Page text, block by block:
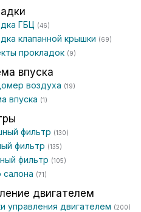
ГБЦ (46)
клапанной крышки (69)
прокладок (9)
впуска
воздуха (19)
впуска (1)
фильтр (130)
фильтр (135)
фильтр (105)
салона (71)
двигателем
управления двигателем (200)